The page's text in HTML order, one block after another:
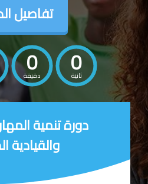
تفاصيل
دورة تنمية
والقيادية